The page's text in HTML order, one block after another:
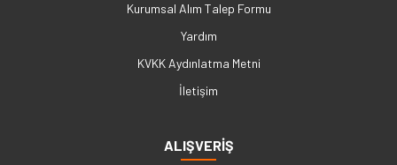
Kurumsal Alım Talep Formu
Yardım
KVKK Aydınlatma Metni
İletişim
ALIŞVERİŞ